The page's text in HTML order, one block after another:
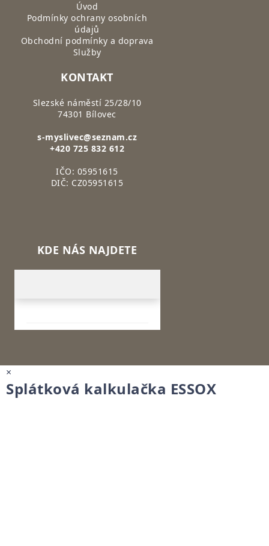
Úvod
Podmínky ochrany osobních
údajů
Obchodní podmínky a doprava
Služby
KONTAKT
Slezské náměstí 25/28/10
74301 Bílovec
s-myslivec@seznam.cz
+420 725 832 612
IČO: 05951615
DIČ: CZ05951615
KDE NÁS NAJDETE
×
Splátková kalkulačka ESSOX